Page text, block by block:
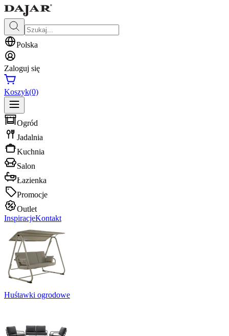
Polska
Zaloguj się
Koszyk(0)
Ogród
Jadalnia
Kuchnia
Salon
Łazienka
Promocje
Outlet
InspiracjeKontakt
Huśtawki ogrodowe